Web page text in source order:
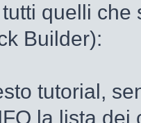
quelli che
Builder):
tutorial,
la lista dei